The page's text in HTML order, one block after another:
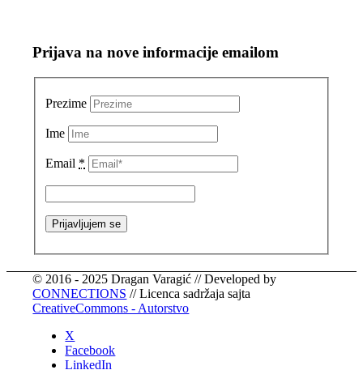
Prijava na nove informacije emailom
Prezime
Ime
Email *
© 2016 - 2025 Dragan Varagić // Developed by
CONNECTIONS // Licenca sadržaja sajta
CreativeCommons - Autorstvo
X
Facebook
LinkedIn